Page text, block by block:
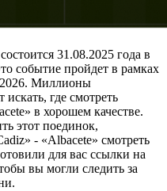
31.08.2025 года в
событие пройдет в рамках
Миллионы
где смотреть
в хорошем качестве.
этот поединок,
- «Albacete» смотреть
для вас ссылки на
вы могли следить за